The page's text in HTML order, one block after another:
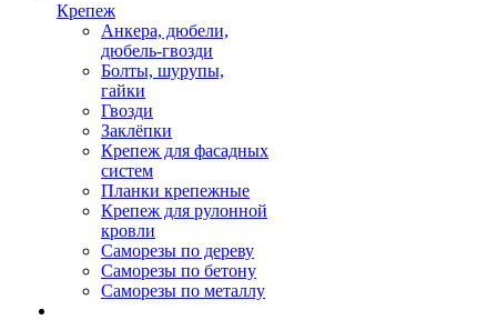
Крепеж
Анкера, дюбели,
дюбель-гвозди
Болты, шурупы,
гайки
Гвозди
Заклёпки
Крепеж для фасадных
систем
Планки крепежные
Крепеж для рулонной
кровли
Саморезы по дереву
Саморезы по бетону
Саморезы по металлу